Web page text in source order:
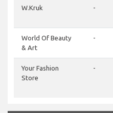
W.Kruk -
World Of Beauty
& Art
-
Your Fashion
Store
-